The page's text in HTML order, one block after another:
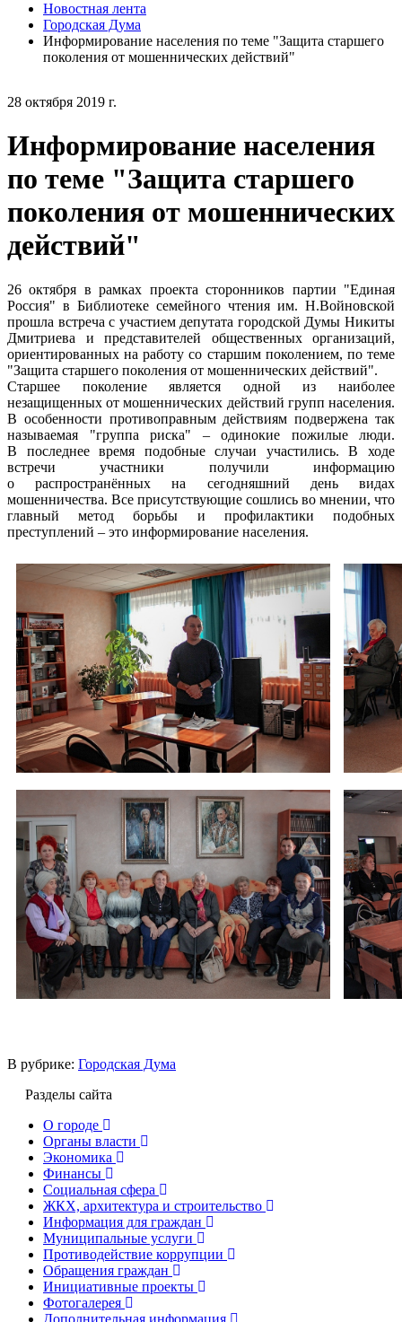
28 октября 2019 г.
Информирование населения
по теме "Защита старшего
поколения от мошеннических
действий"
26 октября в рамках проекта сторонников партии "Единая
Россия" в Библиотеке семейного чтения им. Н.Войновской
прошла встреча с участием депутата городской Думы Никиты
Дмитриева и представителей общественных организаций,
ориентированных на работу со старшим поколением, по теме
"Защита старшего поколения от мошеннических действий".
Старшее поколение является одной из наиболее
незащищенных от мошеннических действий групп населения.
В особенности противоправным действиям подвержена так
называемая "группа риска" – одинокие пожилые люди.
В последнее время подобные случаи участились. В ходе
встречи участники получили информацию
о распространённых на сегодняшний день видах
мошенничества. Все присутствующие сошлись во мнении, что
главный метод борьбы и профилактики подобных
преступлений – это информирование населения.
В рубрике: Городская Дума
Разделы сайта
О городе
Органы власти
Экономика
Финансы
Социальная сфера
ЖКХ, архитектура и строительство
Информация для граждан
Муниципальные услуги
Противодействие коррупции
Обращения граждан
Инициативные проекты
Фотогалерея
Дополнительная информация
Новостная лента
Городская Дума
Информирование населения по теме "Защита старшего
поколения от мошеннических действий"